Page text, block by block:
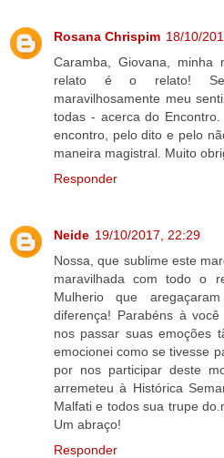
Rosana Chrispim 18/10/
Caramba, Giovana,
relato é o relato!
maravilhosamente meu
todas - acerca do
encontro, pelo dito e pelo
maneira magistral. Muito
Responder
Neide 19/10/2017, 22:29
Nossa, que sublime este
maravilhada com todo o
Mulherio que
diferença! Parabéns à
nos passar suas emoções
emocionei como se tivesse
por nos participar deste
arremeteu à Histórica
Malfati e todos sua trupe
Um abraço!
Responder